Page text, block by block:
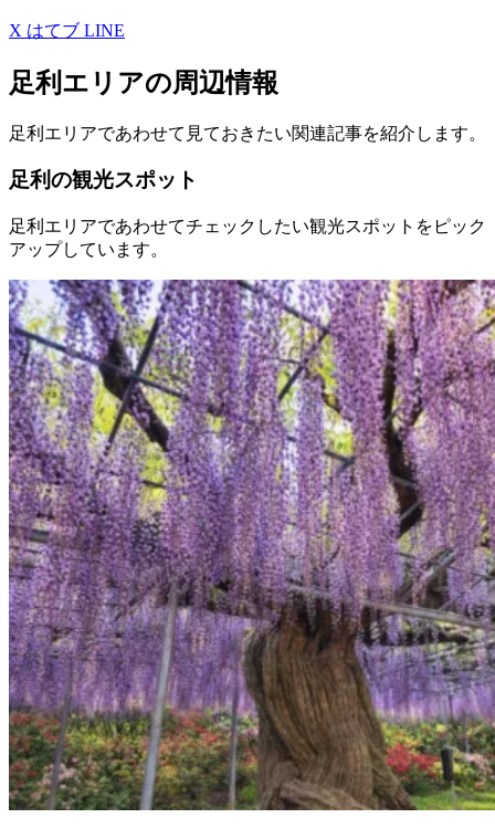
X はてブ LINE
足利エリアの周辺情報
足利エリアであわせて見ておきたい関連記事を紹介します。
足利の観光スポット
足利エリアであわせてチェックしたい観光スポットをピック
アップしています。